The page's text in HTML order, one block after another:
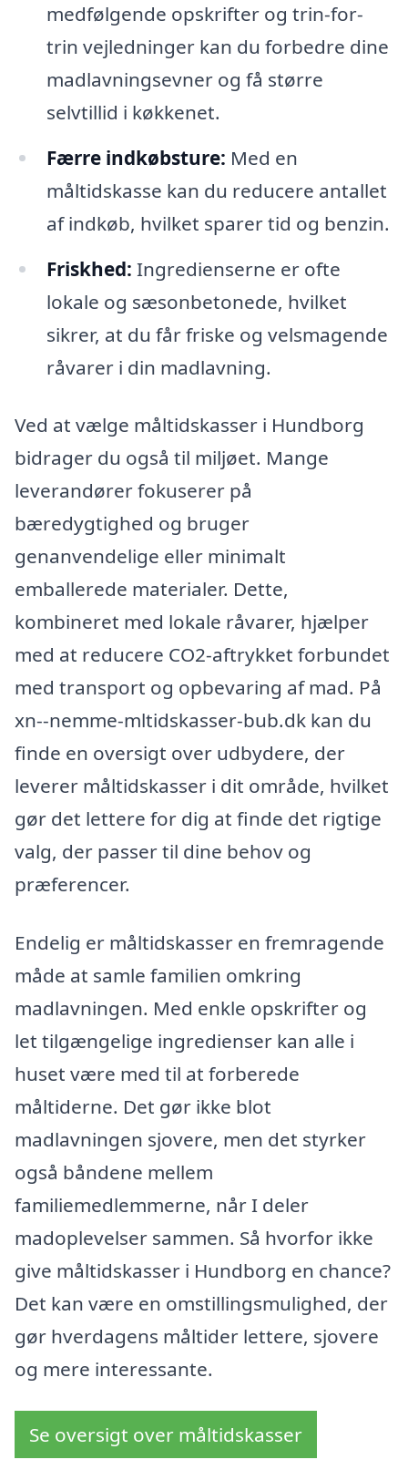
medfølgende opskrifter og trin-for-
trin vejledninger kan du forbedre dine
madlavningsevner og få større
selvtillid i køkkenet.
Færre indkøbsture: Med en
måltidskasse kan du reducere antallet
af indkøb, hvilket sparer tid og benzin.
Friskhed: Ingredienserne er ofte
lokale og sæsonbetonede, hvilket
sikrer, at du får friske og velsmagende
råvarer i din madlavning.
Ved at vælge måltidskasser i Hundborg
bidrager du også til miljøet. Mange
leverandører fokuserer på
bæredygtighed og bruger
genanvendelige eller minimalt
emballerede materialer. Dette,
kombineret med lokale råvarer, hjælper
med at reducere CO2-aftrykket forbundet
med transport og opbevaring af mad. På
xn--nemme-mltidskasser-bub.dk kan du
finde en oversigt over udbydere, der
leverer måltidskasser i dit område, hvilket
gør det lettere for dig at finde det rigtige
valg, der passer til dine behov og
præferencer.
Endelig er måltidskasser en fremragende
måde at samle familien omkring
madlavningen. Med enkle opskrifter og
let tilgængelige ingredienser kan alle i
huset være med til at forberede
måltiderne. Det gør ikke blot
madlavningen sjovere, men det styrker
også båndene mellem
familiemedlemmerne, når I deler
madoplevelser sammen. Så hvorfor ikke
give måltidskasser i Hundborg en chance?
Det kan være en omstillingsmulighed, der
gør hverdagens måltider lettere, sjovere
og mere interessante.
Se oversigt over måltidskasser